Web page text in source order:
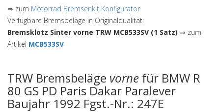
⇒ zum Motorrad Bremsenkit Konfigurator
Verfügbare Bremsbeläge in Originalqualität:
Bremsklotz Sinter vorne TRW MCB533SV (1 Satz) ⇒ zum
Artikel MCB533SV
TRW Bremsbeläge vorne für BMW R
80 GS PD Paris Dakar Paralever
Baujahr 1992 Fgst.-Nr.: 247E